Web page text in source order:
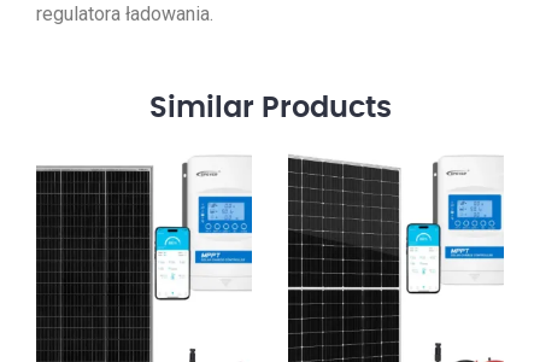
regulatora ładowania.
Similar Products